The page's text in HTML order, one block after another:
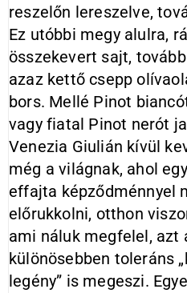
reszelőn lereszelve,
Ez utóbbi megy alulra,
összekevert sajt,
azaz kettő csepp
bors. Mellé Pinot
vagy fiatal Pinot nerót
Venezia Giulián kívül
még a világnak, ahol
effajta képződménnyel
előrukkolni, otthon
ami náluk megfelel, azt
különösebben toleráns
legény” is megeszi.